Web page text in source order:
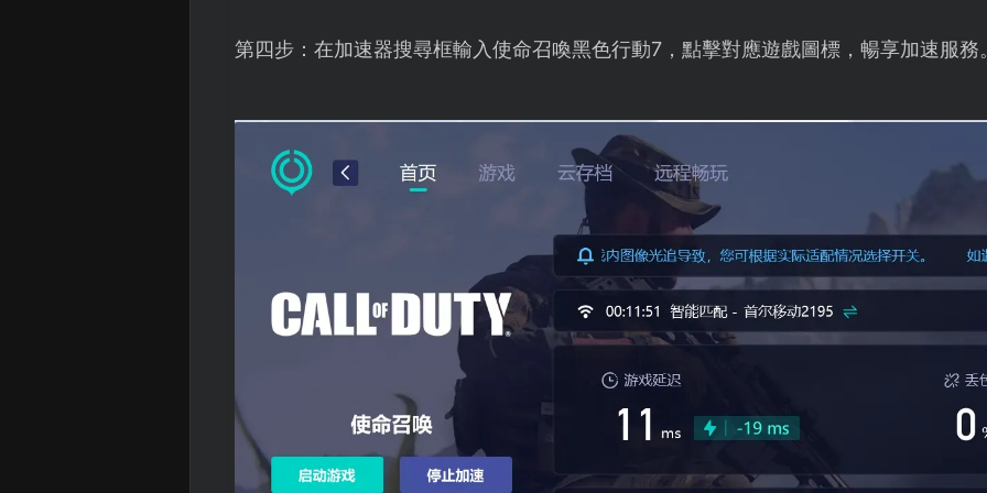
第四步：在加速器搜尋框輸入使命召喚黑色行動7，點擊對應遊戲圖標，暢享加速服務